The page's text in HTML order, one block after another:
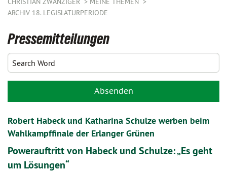
ARCHIV 18. LEGISLATURPERIODE
Pressemitteilungen
Absenden
Robert Habeck und Katharina Schulze werben beim
Wahlkampffinale der Erlanger Grünen
Powerauftritt von Habeck und Schulze: „Es geht
um Lösungen“